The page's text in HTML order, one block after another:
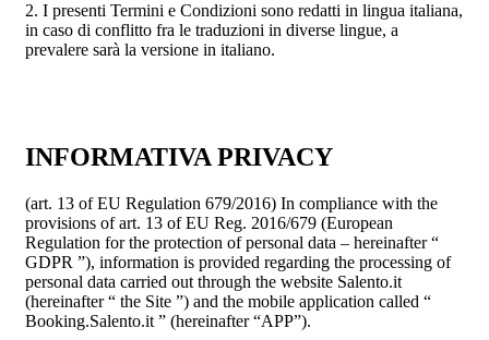
2. I presenti Termini e Condizioni sono redatti in lingua italiana,
in caso di conflitto fra le traduzioni in diverse lingue, a
prevalere sarà la versione in italiano.
INFORMATIVA PRIVACY
(art. 13 of EU Regulation 679/2016) In compliance with the
provisions of art. 13 of EU Reg. 2016/679 (European
Regulation for the protection of personal data – hereinafter “
GDPR ”), information is provided regarding the processing of
personal data carried out through the website Salento.it
(hereinafter “ the Site ”) and the mobile application called “
Booking.Salento.it ” (hereinafter “APP”).